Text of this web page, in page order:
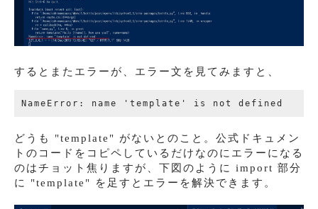
するとまたエラーが、エラー文を見てみますと、
どうも "template" がないとのこと。公式ドキュメン
トのコードをコピペしているだけなのにエラーになる
のはチョット焦りますが、下図のように import 部分
に "template" を足すとエラーを解決できます。